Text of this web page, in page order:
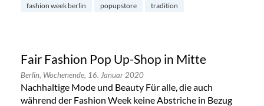
fashion week berlin
popupstore tradition
Fair Fashion Pop Up-Shop in Mitte
Berlin, Wochenende, 16. Januar 2020
Nachhaltige Mode und Beauty Für alle, die auch
während der Fashion Week keine Abstriche in Bezug